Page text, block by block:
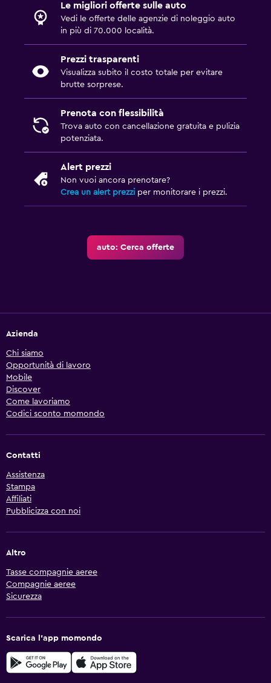
Le migliori offerte sulle auto
Vedi le offerte delle agenzie di noleggio auto
in più di 70.000 località.
Prezzi trasparenti
Visualizza subito il costo totale per evitare
brutte sorprese.
Prenota con flessibilità
Trova auto con cancellazione gratuita e pulizia
potenziata.
Alert prezzi
Non vuoi ancora prenotare?
Crea un alert prezzi per monitorare i prezzi.
auto: Cerca offerte
Azienda
Chi siamo
Opportunità di lavoro
Mobile
Discover
Come lavoriamo
Codici sconto momondo
Contatti
Assistenza
Stampa
Affiliati
Pubblicizza con noi
Altro
Tasse compagnie aeree
Compagnie aeree
Sicurezza
Scarica l'app momondo